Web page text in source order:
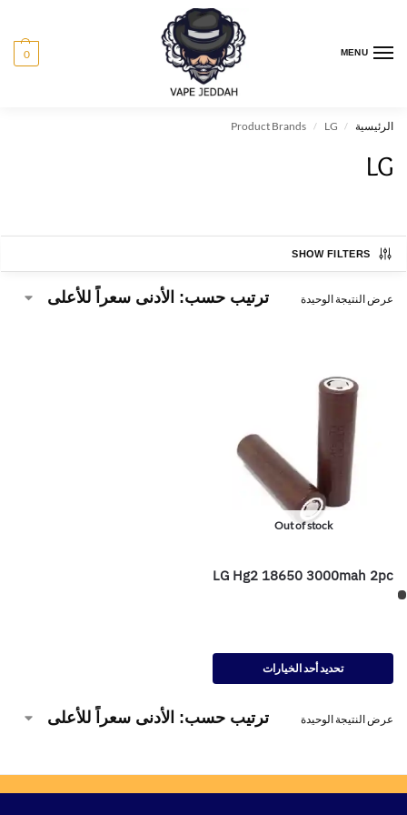
MENU
0
الرئيسية /
Product Brands / LG
LG
SHOW FILTERS
عرض النتيجة الوحيدة
Out of stock
LG Hg2 18650 3000mah 2pc
تحديد أحد الخيارات
عرض النتيجة الوحيدة